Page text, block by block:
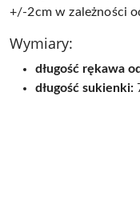
+/-2cm w zależności
Wymiary:
długość rękawa
długość sukienki: